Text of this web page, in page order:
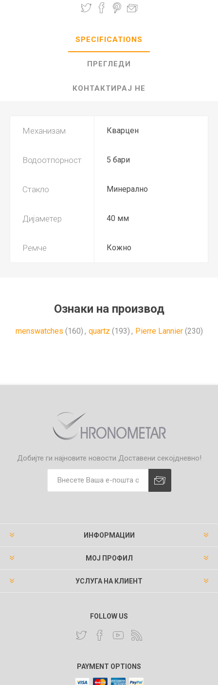
SPECIFICATIONS
ПРЕГЛЕДИ
КОНТАКТИРАЈ НЕ
Механизам Кварцен
Водоотпорност 5 бари
Стакло Минерално
Дијаметер 40 мм
Ремче Кожно
Ознаки на производ
menswatches (160) , quartz (193) , Pierre Lannier (230)
Добијте ги најновите новости Доставени секојдневно!
ИНФОРМАЦИИ
МОЈ ПРОФИЛ
УСЛУГА НА КЛИЕНТ
FOLLOW US
PAYMENT OPTIONS